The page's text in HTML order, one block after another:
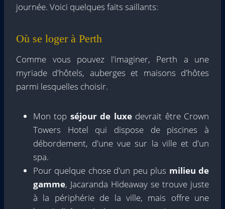
journée. Voici quelques faits saillants:
Où se loger à Perth
Comme vous pouvez l'imaginer, Perth a une
myriade d'hôtels, auberges et maisons d'hôtes
parmi lesquelles choisir.
Mon top séjour de luxedevrait être Crown
Towers Hotel qui dispose de piscines à
débordement, d'une vue sur la ville et d'un
spa.
Pour quelque chose d'un peu plus milieu de
gamme, Jacaranda Hideaway se trouve juste
à la périphérie de la ville, mais offre une